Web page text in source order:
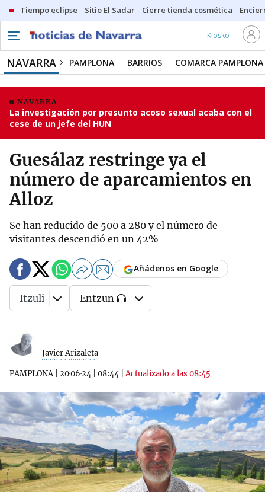
Tiempo eclipse Sitio El Sadar Cierre tienda cosmética
Kiosko
NAVARRA PAMPLONA BARRIOS COMARCA PAMPLONA
NAVARRA
La investigación por presunto acoso sexual acaba con el
cese de un jefe del HUN
Guesálaz restringe ya el
número de aparcamientos en
Alloz
Se han reducido de 500 a 280 y el número de
visitantes descendió en un 42%
Javier Arizaleta
PAMPLONA| 20·06·24 08:44 |Actualizado a las 08:45
Añádenos en Google
Itzuli Entzun